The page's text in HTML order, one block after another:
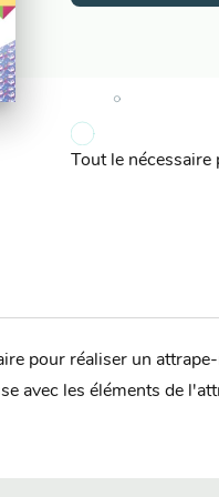
Tout le
pour réaliser un
avec les éléments de